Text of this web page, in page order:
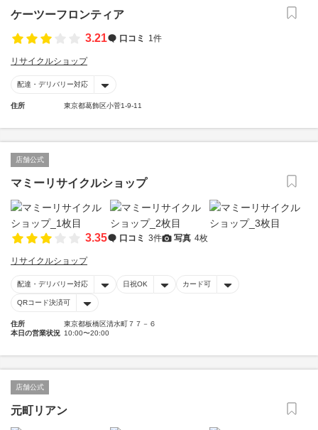
ケーツーフロンティア
3.21
口コミ 1件
リサイクルショップ
配達・デリバリー対応
住所 東京都葛飾区小菅1-9-11
店舗公式
マミーリサイクルショップ
3.35 口コミ 3件 写真 4枚
リサイクルショップ
配達・デリバリー対応 日祝OK カード可
QRコード決済可
住所
東京都板橋区清水町７７－６
本日の営業状況 10:00〜20:00
店舗公式
元町リアン